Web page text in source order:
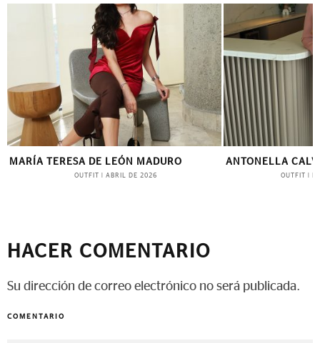
MARÍA TERESA DE LEÓN MADURO
OUTFIT ABRIL DE 2026
ANTONELLA
OUTFIT
HACER COMENTARIO
Su dirección de correo electrónico no será publicada.
COMENTARIO